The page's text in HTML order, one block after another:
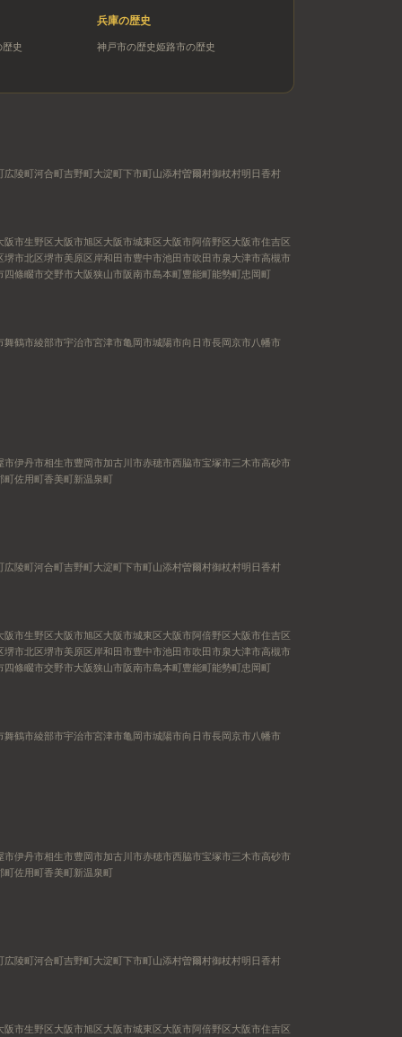
歴史
兵庫の歴史
神戸市の歴史姫路市の歴史
広陵町河合町吉野町大淀町下市町山添村曽爾村御杖村明日香村
阪市生野区大阪市旭区大阪市城東区大阪市阿倍野区大阪市住吉区
堺市北区堺市美原区岸和田市豊中市池田市吹田市泉大津市高槻市
四條畷市交野市大阪狭山市阪南市島本町豊能町能勢町忠岡町
舞鶴市綾部市宇治市宮津市亀岡市城陽市向日市長岡京市八幡市
市伊丹市相生市豊岡市加古川市赤穂市西脇市宝塚市三木市高砂市
町佐用町香美町新温泉町
広陵町河合町吉野町大淀町下市町山添村曽爾村御杖村明日香村
阪市生野区大阪市旭区大阪市城東区大阪市阿倍野区大阪市住吉区
堺市北区堺市美原区岸和田市豊中市池田市吹田市泉大津市高槻市
四條畷市交野市大阪狭山市阪南市島本町豊能町能勢町忠岡町
舞鶴市綾部市宇治市宮津市亀岡市城陽市向日市長岡京市八幡市
市伊丹市相生市豊岡市加古川市赤穂市西脇市宝塚市三木市高砂市
町佐用町香美町新温泉町
広陵町河合町吉野町大淀町下市町山添村曽爾村御杖村明日香村
阪市生野区大阪市旭区大阪市城東区大阪市阿倍野区大阪市住吉区